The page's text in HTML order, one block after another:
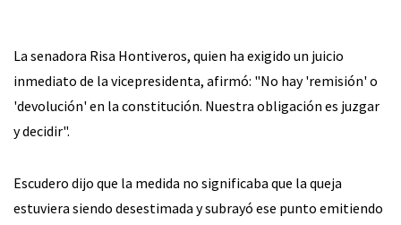
La senadora Risa Hontiveros, quien ha exigido un juicio
inmediato de la vicepresidenta, afirmó: "No hay 'remisión' o
'devolución' en la constitución. Nuestra obligación es juzgar
y decidir".
Escudero dijo que la medida no significaba que la queja
estuviera siendo desestimada y subrayó ese punto emitiendo